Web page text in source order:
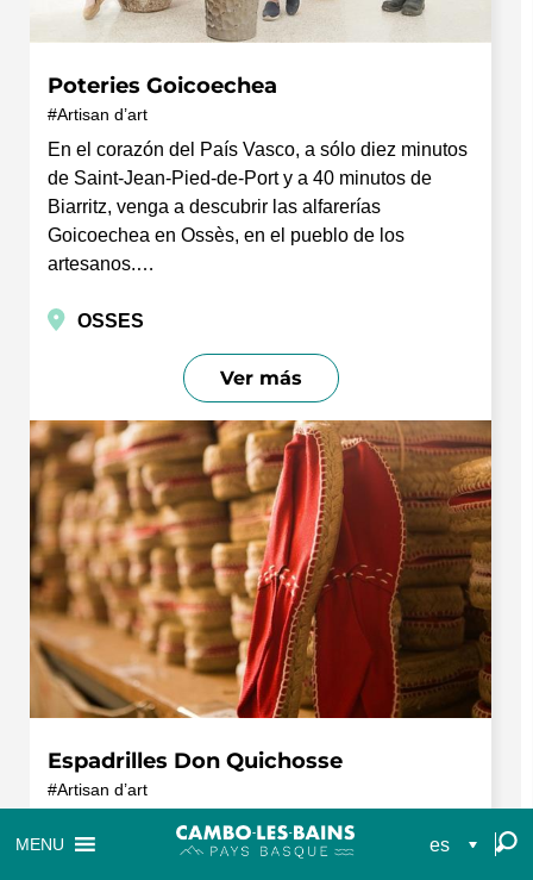
MENU es
Poteries Goicoechea
Artisan d’art
En el corazón del País Vasco, a sólo diez minutos
de Saint-Jean-Pied-de-Port y a 40 minutos de
Biarritz, venga a descubrir las alfarerías
Goicoechea en Ossès, en el pueblo de los
artesanos.…
OSSES
Ver más
Espadrilles Don Quichosse
Artisan d’art
Las alpargatas Don Quichosse son piezas únicas
cosidas a mano en la localidad de Mauléon-